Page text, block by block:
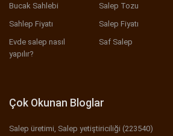
Bucak Sahlebi
Sahlep Fiyatı
Evde salep nasıl
yapılır?
Salep Tozu
Salep Fiyatı
Saf Salep
Çok Okunan Bloglar
Salep üretimi, Salep yetiştiriciliği (223540)